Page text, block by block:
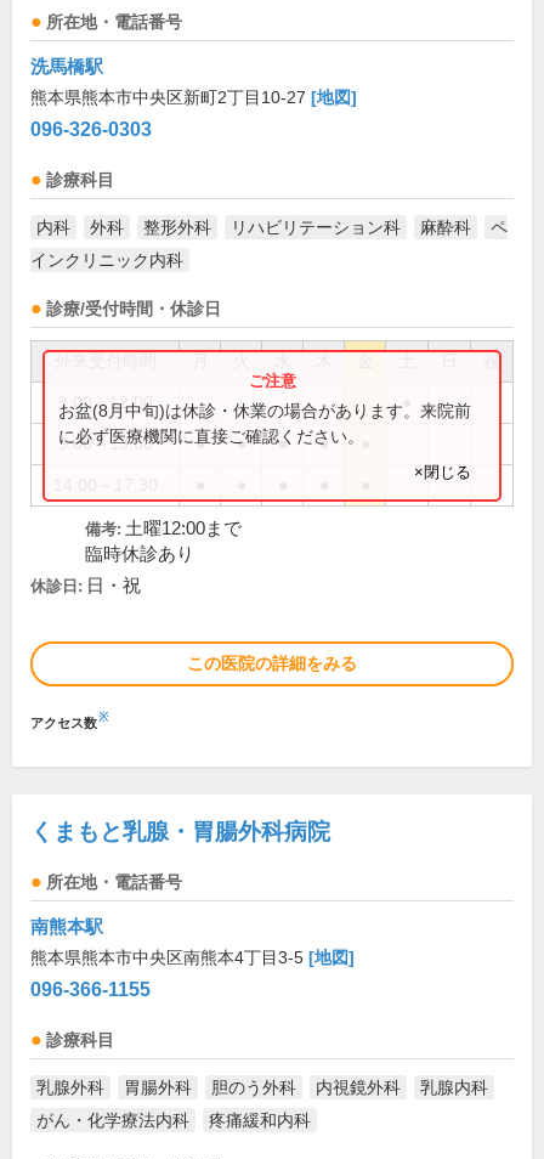
所在地・電話番号
洗馬橋駅
熊本県熊本市中央区新町2丁目10-27 [地図]
096-326-0303
診療科目
内科 外科 整形外科 リハビリテーション科 麻酔科
ペ
インクリニック内科
診療/受付時間・休診日
祝
9:00～12:00
9:00～13:00 ● ● ● ●
お盆(8月中旬)は休診・休業の場合があります。来院前
に必ず医療機関に直接ご確認ください。
×閉じる
備考: 土曜12:00まで
臨時休診あり
休診日: 日・祝
この医院の詳細をみる
アクセス数※
くまもと乳腺・胃腸外科病院
所在地・電話番号
南熊本駅
熊本県熊本市中央区南熊本4丁目3-5 [地図]
096-366-1155
診療科目
乳腺外科 胃腸外科 胆のう外科 内視鏡外科
乳腺内科
がん・化学療法内科
疼痛緩和内科